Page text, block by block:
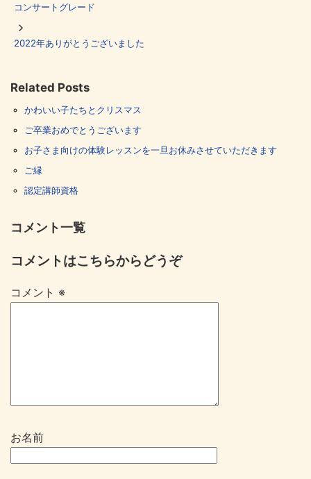
コンサートグレード
2022年ありがとうございました
Related Posts
かわいい子たちとクリスマス
ご卒業おめでとうございます
お子さま向けの体験レッスンを一旦お休みさせていただきます
ご縁
認定講師資格
コメント一覧
コメントはこちらからどうぞ
コメント ※
お名前